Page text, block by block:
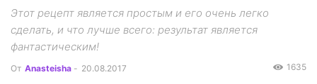
Этот рецепт является простым и его очень легко
сделать, и что лучше всего: результат является
фантастическим!
От Anasteisha - 20.08.2017 1635